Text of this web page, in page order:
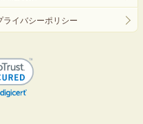
ライバシーポリシー